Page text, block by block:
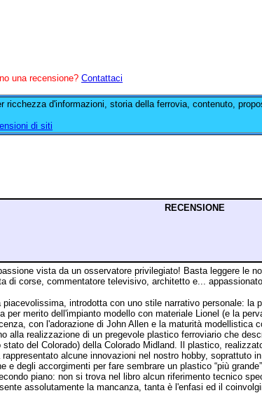
una recensione? Contattaci
d'informazioni, storia della ferrovia, contenuto,
di siti
RECENSIONE
vista da un osservatore privilegiato! Basta leggere le
di corse, commentatore televisivo, architetto e...
piacevolissima, introdotta con uno stile narrativo personale: la
per merito dell'impianto modello con materiale Lionel (e la
con l'adorazione di John Allen e la maturità modellistica
alla realizzazione di un pregevole plastico ferroviario che
stato del Colorado) della Colorado Midland. Il plastico,
alcune innovazioni nel nostro hobby, soprattuto
e degli accorgimenti per fare sembrare un plastico “più
piano: non si trova nel libro alcun riferimento tecnico
assolutamente la mancanza, tanta è l'enfasi ed il